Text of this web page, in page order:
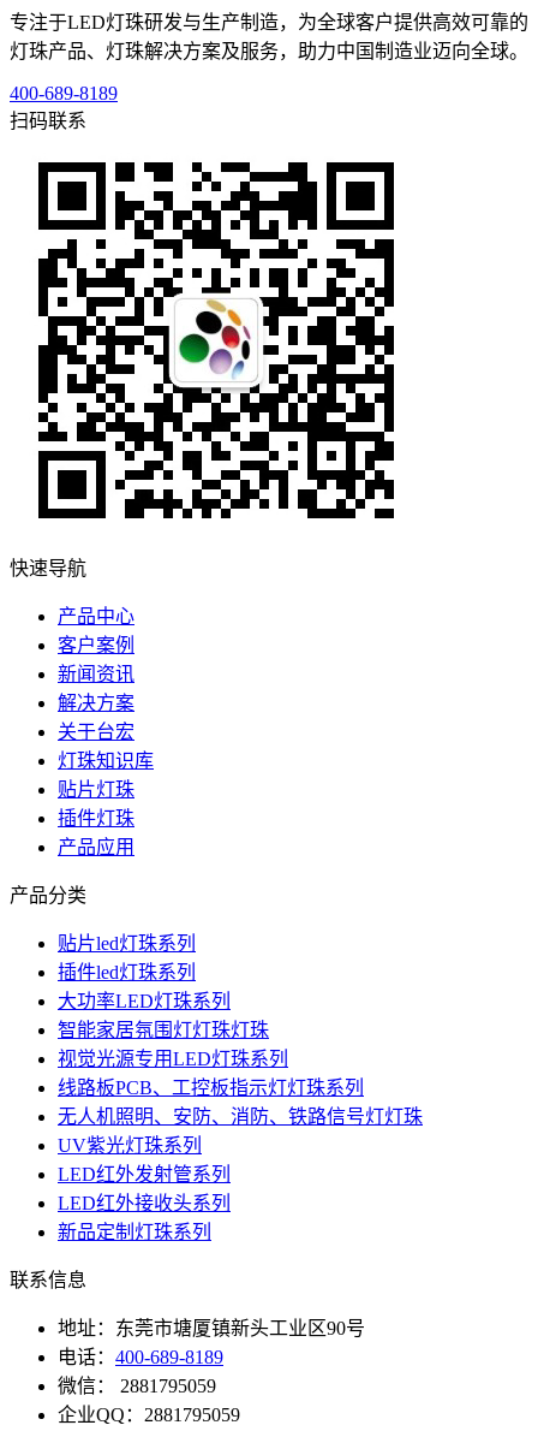
专注于LED灯珠研发与生产制造，为全球客户提供高效可靠的
灯珠产品、灯珠解决方案及服务，助力中国制造业迈向全球。
400-689-8189
扫码联系
快速导航
产品中心
客户案例
新闻资讯
解决方案
关于台宏
灯珠知识库
贴片灯珠
插件灯珠
产品应用
产品分类
贴片led灯珠系列
插件led灯珠系列
大功率LED灯珠系列
智能家居氛围灯灯珠灯珠
视觉光源专用LED灯珠系列
线路板PCB、工控板指示灯灯珠系列
无人机照明、安防、消防、铁路信号灯灯珠
UV紫光灯珠系列
LED红外发射管系列
LED红外接收头系列
新品定制灯珠系列
联系信息
地址：东莞市塘厦镇新头工业区90号
电话： 400-689-8189
微信： 2881795059
企业QQ：2881795059